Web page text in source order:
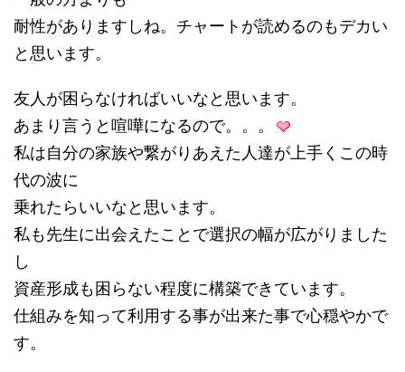
耐性がありますしね。チャートが読めるのもデカい
と思います。
友人が困らなければいいなと思います。
あまり言うと喧嘩になるので。。。
私は自分の家族や繋がりあえた人達が上手くこの時
代の波に
乗れたらいいなと思います。
私も先生に出会えたことで選択の幅が広がりました
し
資産形成も困らない程度に構築できています。
仕組みを知って利用する事が出来た事で心穏やかで
す。